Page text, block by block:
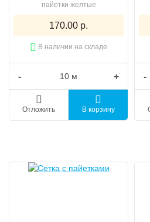
пайетки желтые
170.00 р.
В наличии на складе
- +
Отложить В корзину
-